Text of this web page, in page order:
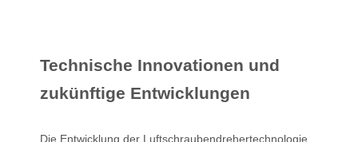
Technische Innovationen und
zukünftige Entwicklungen
Die Entwicklung der Luftschraubendrehertechnologie